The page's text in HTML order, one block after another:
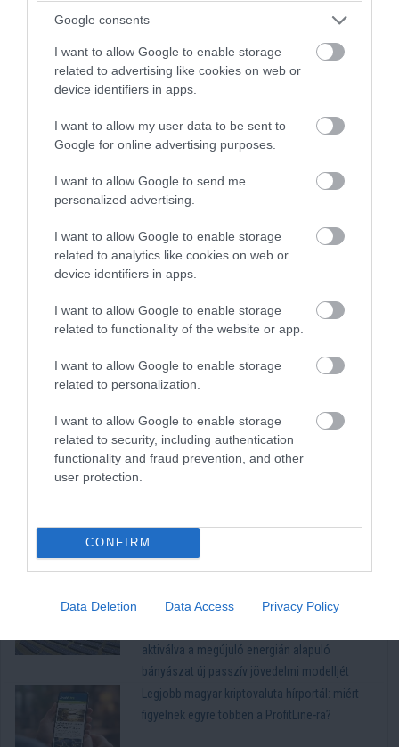
Google consents
I want to allow Google to enable storage
related to advertising like cookies on web or
device identifiers in apps.
I want to allow my user data to be sent to
Google for online advertising purposes.
I want to allow Google to send me
personalized advertising.
I want to allow Google to enable storage
related to analytics like cookies on web or
device identifiers in apps.
I want to allow Google to enable storage
related to functionality of the website or app.
I want to allow Google to enable storage
related to personalization.
I want to allow Google to enable storage
related to security, including authentication
functionality and fraud prevention, and other
user protection.
CONFIRM
Data Deletion Data Access Privacy Policy
Koreából
Titkos kapuk és milliárdos villák: ilyen a NER
budapesti luxusa
Pesty László kitálalt! Halálos fenyegetés és
jachtok, Ferrarik és százmilliós táska
A hatalomváltás után kiderülnek a régi
rendszer titkai - Dőlnek a csontvázak a FIDESZ
Összes videó
Stabilcoinos fizetés: így alakítja át a pénz
világát a Visa, a Mastercard és a Western
A BTC Ecosystem elindítja a „Green Hashrate
aktiválva a megújuló energián alapuló
bányászat új passzív jövedelmi modelljét
Legjobb magyar kriptovaluta hírportál: miért
figyelnek egyre többen a ProfitLine-ra?